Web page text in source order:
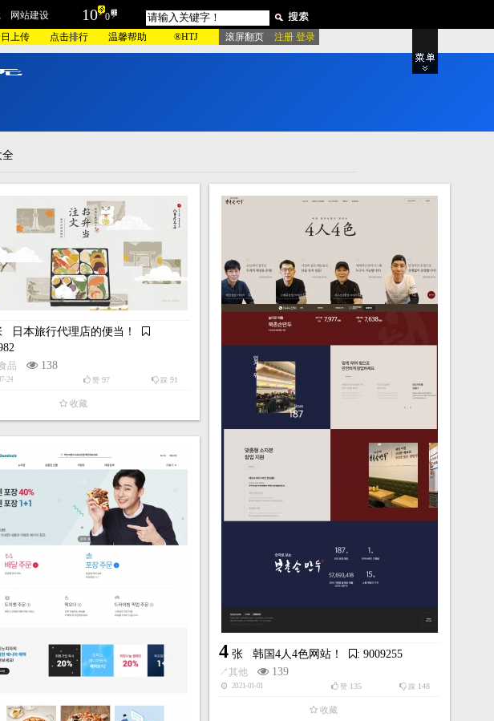
网站建设 10
0
上传 点击排行 温馨帮助 ®HTJ 注册 登录
滚屏翻页
灰色酷站 银色酷站 咖啡酷站 粉红酷站 绿色酷站
学校教育
手表皮带 明星酷站 家具厨具 更多类型..
银色模板 咖啡模板 粉红模板 绿色模板
联系我们
全
日本旅行代理店的便当！
品 138
24 踩 91
赞97
收藏
4 张 韩国4人4色网站！ : 9009255
↗其他 139
2021-01-01 踩 148
赞 135
收藏